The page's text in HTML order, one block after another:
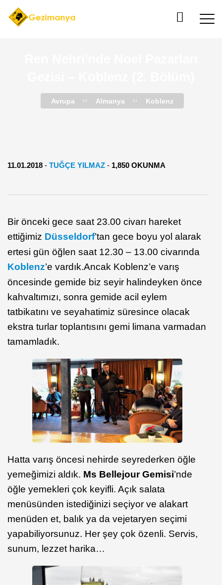
Avrupa Almanya Koblenz
11.01.2018 - TUĞÇE YILMAZ - 1,850 OKUNMA
Bir önceki gece saat 23.00 civarı hareket
ettiğimiz Düsseldorf’tan gece boyu yol alarak
ertesi gün öğlen saat 12.30 – 13.00 civarında
Koblenz’e vardık.Ancak Koblenz’e varış
öncesinde gemide biz seyir halindeyken önce
kahvaltımızı, sonra gemide acil eylem
tatbikatını ve seyahatimiz süresince olacak
ekstra turlar toplantısını gemi limana varmadan
tamamladık.
Hatta varış öncesi nehirde seyrederken öğle
yemeğimizi aldık. Ms Bellejour Gemisi’nde
öğle yemekleri çok keyifli. Açık salata
menüsünden istediğinizi seçiyor ve alakart
menüden et, balık ya da vejetaryen seçimi
yapabiliyorsunuz. Her şey çok özenli. Servis,
sunum, lezzet harika…